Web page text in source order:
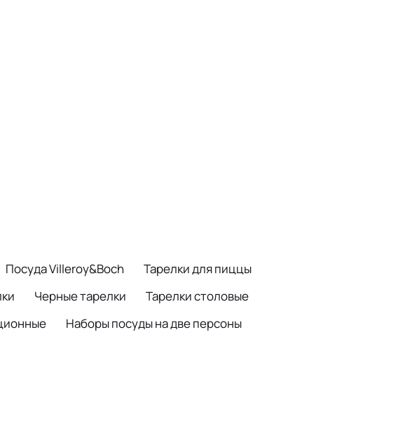
Посуда Villeroy&Boch
Тарелки для пиццы
Черные тарелки
Тарелки столовые
Наборы посуды на две персоны